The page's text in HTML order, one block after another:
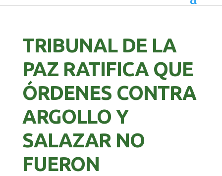
TRIBUNAL DE LA
PAZ RATIFICA QUE
ÓRDENES CONTRA
ARGOLLO Y
SALAZAR NO
FUERON